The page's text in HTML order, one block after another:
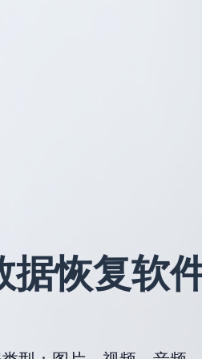
据恢复软